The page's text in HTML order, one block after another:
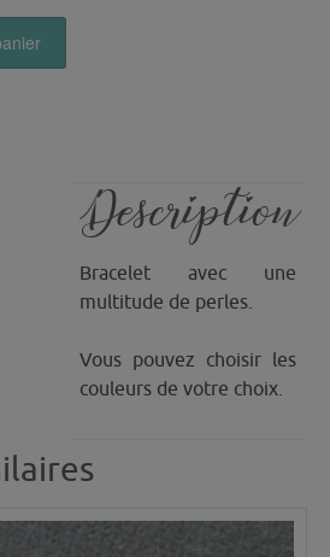
Description
Bracelet avec une
multitude de perles.
Vous pouvez choisir les
couleurs de votre choix.